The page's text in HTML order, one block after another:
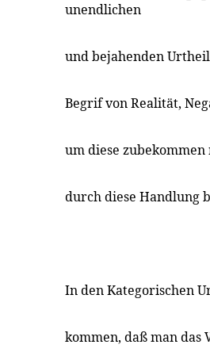
unendlichen
und bejahenden
Begrif von Realität,
um diese
durch diese Handlung
In den Kategorischen
kommen, daß man